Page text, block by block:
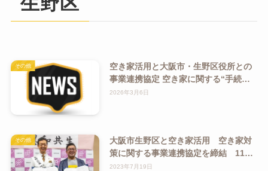
その他
空き家活用と大阪市・生野区役所との
事業連携協定 空き家に関する“手続き
の手間”を一本化し大阪市の空き家解決
2026年3月6日
その他
大阪市生野区と空き家活用 空き家対
策に関する事業連携協定を締結 11月
18日13時より締結式を開催、生野区役
2023年7月19日